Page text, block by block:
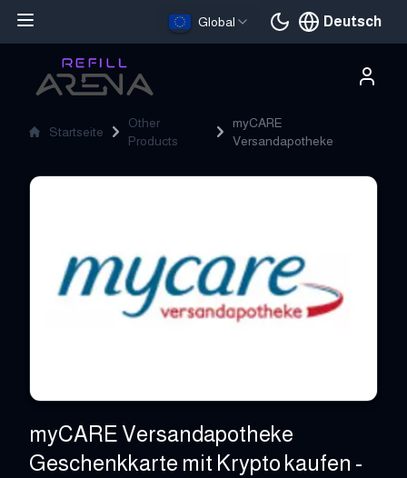
Global Deutsch
Aktuelle Sprache
Startseite
Other
Products
myCARE
Versandapotheke
myCARE Versandapotheke
myCARE Versandapotheke
Geschenkkarte mit Krypto kaufen -